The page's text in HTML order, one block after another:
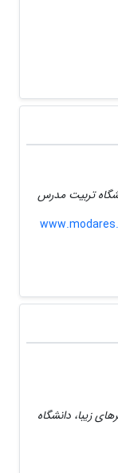
تربیت مدرس
زیبا، دانشگاه